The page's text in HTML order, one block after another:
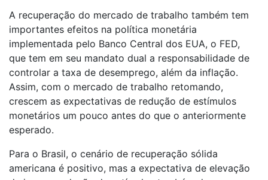
A recuperação do mercado de trabalho também tem
importantes efeitos na política monetária
implementada pelo Banco Central dos EUA, o FED,
que tem em seu mandato dual a responsabilidade de
controlar a taxa de desemprego, além da inflação.
Assim, com o mercado de trabalho retomando,
crescem as expectativas de redução de estímulos
monetários um pouco antes do que o anteriormente
esperado.
Para o Brasil, o cenário de recuperação sólida
americana é positivo, mas a expectativa de elevação